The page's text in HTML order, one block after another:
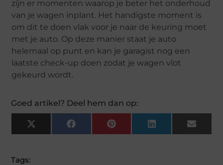
zijn er momenten waarop je beter het onderhoud
van je wagen inplant. Het handigste moment is
om dit te doen vlak voor je naar de keuring moet
met je auto. Op deze manier staat je auto
helemaal op punt en kan je garagist nog een
laatste check-up doen zodat je wagen vlot
gekeurd wordt.
Goed artikel? Deel hem dan op:
X
(Twitter)
Facebook Pinterest LinkedIn Email
Tags: